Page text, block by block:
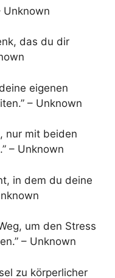
Unknown
das du dir
eigenen
– Unknown
nur mit beiden
– Unknown
in dem du deine
um den Stress
– Unknown
zu körperlicher